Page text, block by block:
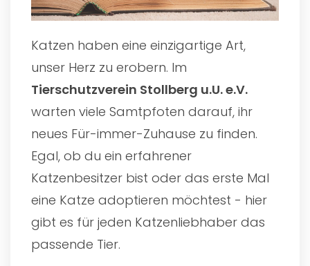
Katzen haben eine einzigartige Art,
unser Herz zu erobern. Im
Tierschutzverein Stollberg u.U. e.V.
warten viele Samtpfoten darauf, ihr
neues Für-immer-Zuhause zu finden.
Egal, ob du ein erfahrener
Katzenbesitzer bist oder das erste Mal
eine Katze adoptieren möchtest - hier
gibt es für jeden Katzenliebhaber das
passende Tier.